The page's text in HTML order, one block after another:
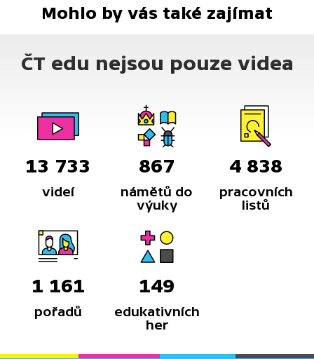
Mohlo by vás také zajímat
ČT edu nejsou pouze videa
13 733
videí
867
námětů do
výuky
4 838
pracovních
listů
1 161
pořadů
149
edukativních
her